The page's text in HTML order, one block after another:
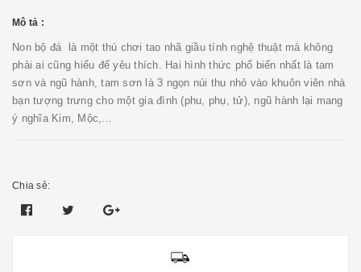
Mô tả :
Non bộ đá là một thú chơi tao nhã giầu tính nghệ thuật mà không
phải ai cũng hiểu để yêu thích. Hai hình thức phổ biến nhất là tam
sơn và ngũ hành, tam sơn là 3 ngọn núi thu nhỏ vào khuôn viên nhà
bạn tượng trưng cho một gia đình (phu, phụ, tử), ngũ hành lại mang
ý nghĩa Kim, Mộc,...
Chia sẻ: